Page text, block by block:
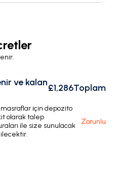
ve kalan£1,286Toplam
için depozito
olarak talep
ile size sunulacak
Zorunlu